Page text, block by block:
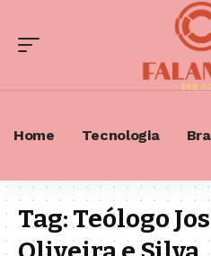
Home Tecnologia
Tag:Teólogo